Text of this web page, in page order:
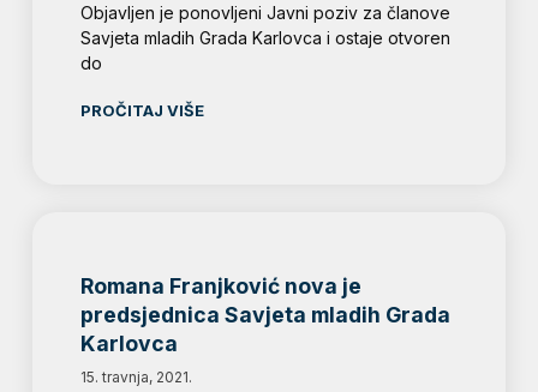
Objavljen je ponovljeni Javni poziv za članove
Savjeta mladih Grada Karlovca i ostaje otvoren
do
PROČITAJ VIŠE
Romana Franjković nova je
predsjednica Savjeta mladih Grada
Karlovca
15. travnja, 2021.